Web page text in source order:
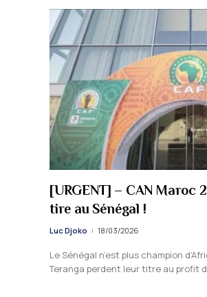
[URGENT] – CAN Maroc
tire au Sénégal !
Luc Djoko 18/03/2026
Le Sénégal n’est plus champion
Teranga perdent leur titre au profit